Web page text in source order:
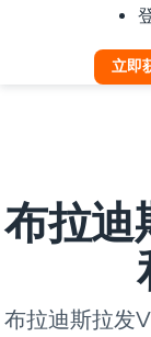
立即
布拉迪
布拉迪斯拉发